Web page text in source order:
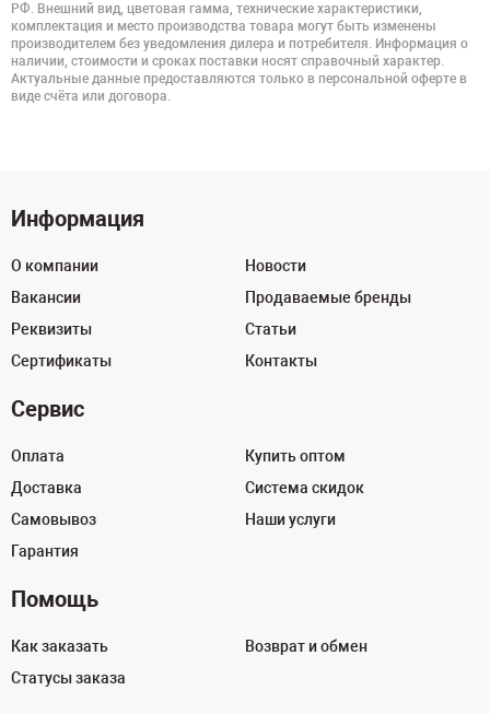
РФ. Внешний вид, цветовая гамма, технические характеристики,
комплектация и место производства товара могут быть изменены
производителем без уведомления дилера и потребителя. Информация о
наличии, стоимости и сроках поставки носят справочный характер.
Актуальные данные предоставляются только в персональной оферте в
виде счёта или договора.
Информация
О компании
Вакансии
Реквизиты
Сертификаты
Новости
Продаваемые бренды
Статьи
Контакты
Сервис
Оплата
Доставка
Самовывоз
Гарантия
Купить оптом
Система скидок
Наши услуги
Помощь
Как заказать
Статусы заказа
Возврат и обмен